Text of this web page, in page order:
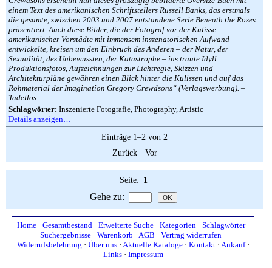
einem Text des amerikanischen Schriftstellers Russell Banks, das erstmals
die gesamte, zwischen 2003 und 2007 entstandene Serie Beneath the Roses
präsentiert. Auch diese Bilder, die der Fotograf vor der Kulisse
amerikanischer Vorstädte mit immensem inszenatorischen Aufwand
entwickelte, kreisen um den Einbruch des Anderen – der Natur, der
Sexualität, des Unbewussten, der Katastrophe – ins traute Idyll.
Produktionsfotos, Aufzeichnungen zur Lichtregie, Skizzen und
Architekturpläne gewähren einen Blick hinter die Kulissen und auf das
Rohmaterial der Imagination Gregory Crewdsons“ (Verlagswerbung). –
Tadellos.
Schlagwörter: Inszenierte Fotografie, Photography, Artistic
Details anzeigen…
Einträge 1–2 von 2
Zurück· Vor
Seite: 1
Gehe zu:
Home· Gesamtbestand· Erweiterte Suche· Kategorien· Schlagwörter·
Suchergebnisse · Warenkorb · AGB · Vertrag widerrufen ·
Widerrufsbelehrung · Über uns· Aktuelle Kataloge· Kontakt· Ankauf·
Links· Impressum